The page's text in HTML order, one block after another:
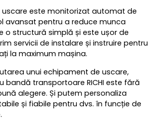
uscare este monitorizat automat de
avansat pentru a reduce munca
o structură simplă și este ușor de
servicii de instalare și instruire pentru
la maximum mașina.
unui echipament de uscare,
bandă transportoare RICHI este fără
alegere. Și putem personaliza
și fiabile pentru dvs. în funcție de